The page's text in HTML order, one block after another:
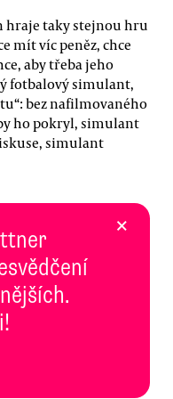
hraje taky stejnou hru
mít víc peněz, chce
aby třeba jeho
fotbalový simulant,
bez nafilmovaného
ho pokryl, simulant
simulant
×